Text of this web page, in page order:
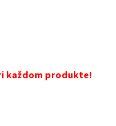
každom produkte!